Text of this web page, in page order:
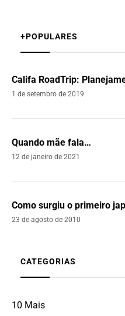
+POPULARES
Califa RoadTrip:
1 de setembro de 2019
Quando mãe fala…
12 de janeiro de 2021
Como surgiu o primeiro
23 de agosto de 2010
CATEGORIAS
10 Mais